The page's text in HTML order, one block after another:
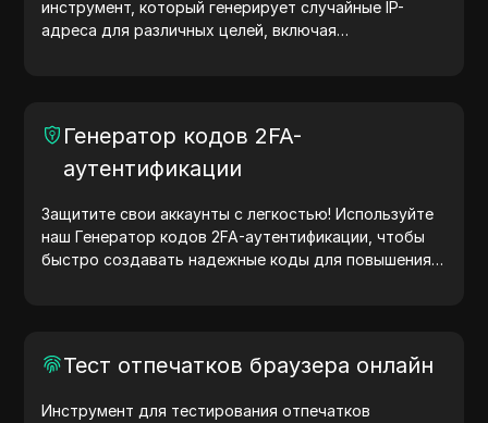
инструмент, который генерирует случайные IP-
адреса для различных целей, включая
IP-адресов он позволяет быстро генерировать IP-
адреса для тестирования геолокации, проверки
конфиденциальности и других нужд. Упростите
— генерируйте IP-адреса прямо сейчас!
Генератор кодов 2FA-
аутентификации
Защитите свои аккаунты с легкостью! Используйте
наш Генератор кодов 2FA-аутентификации, чтобы
быстро создавать надежные коды для повышения
Тест отпечатков браузера онлайн
Инструмент для тестирования отпечатков